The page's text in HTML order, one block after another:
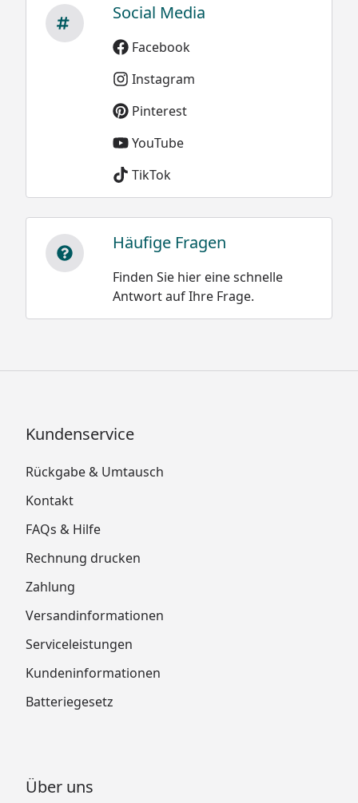
Social Media
Facebook
Instagram
Pinterest
YouTube
TikTok
Häufige Fragen
Finden Sie hier eine schnelle
Antwort auf Ihre Frage.
Kundenservice
Rückgabe & Umtausch
Kontakt
FAQs & Hilfe
Rechnung drucken
Zahlung
Versandinformationen
Serviceleistungen
Kundeninformationen
Batteriegesetz
Über uns